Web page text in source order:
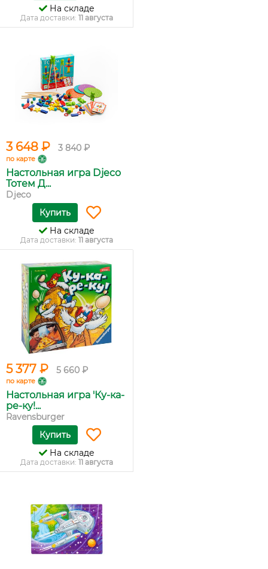
На складе
Дата доставки: 11 августа
3 648 ₽ 3 840 ₽
по карте
Настольная игра Djeco
Тотем Д...
Djeco
Купить
На складе
Дата доставки: 11 августа
5 377 ₽ 5 660 ₽
по карте
Настольная игра 'Ку-ка-
ре-ку!...
Ravensburger
Купить
На складе
Дата доставки: 11 августа